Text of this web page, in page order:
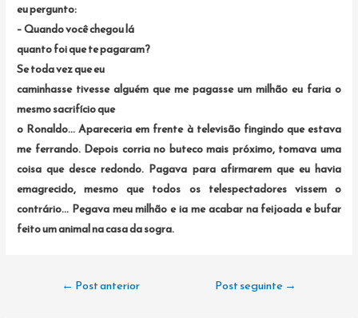
eu pergunto:
– Quando você chegou lá
quanto foi que te pagaram?
Se toda vez que eu
caminhasse tivesse alguém que me pagasse um milhão eu faria o
mesmo sacrifício que
o Ronaldo… Apareceria em frente à televisão fingindo que estava
me ferrando. Depois corria no buteco mais próximo, tomava uma
coisa que desce redondo. Pagava para afirmarem que eu havia
emagrecido, mesmo que todos os telespectadores vissem o
contrário… Pegava meu milhão e ia me acabar na feijoada e bufar
feito um animal na casa da sogra.
Navegação
← Post anterior Post seguinte →